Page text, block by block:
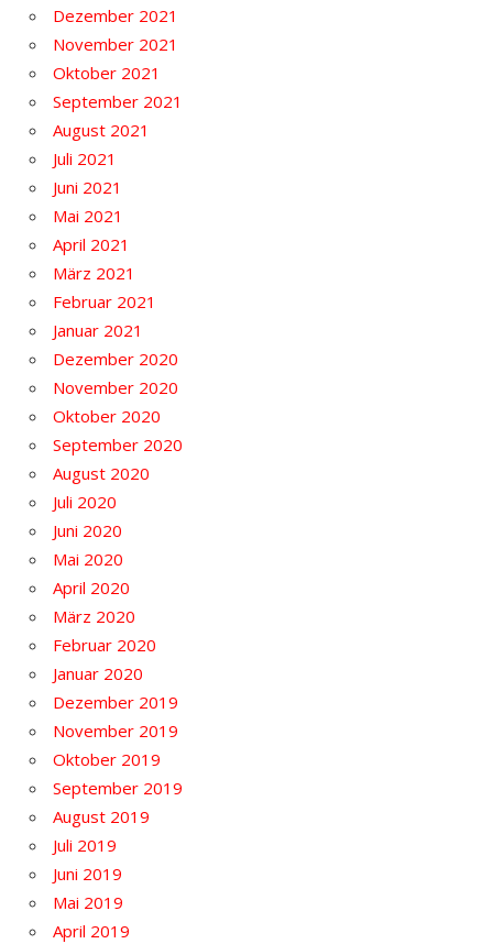
Dezember 2021
November 2021
Oktober 2021
September 2021
August 2021
Juli 2021
Juni 2021
Mai 2021
April 2021
März 2021
Februar 2021
Januar 2021
Dezember 2020
November 2020
Oktober 2020
September 2020
August 2020
Juli 2020
Juni 2020
Mai 2020
April 2020
März 2020
Februar 2020
Januar 2020
Dezember 2019
November 2019
Oktober 2019
September 2019
August 2019
Juli 2019
Juni 2019
Mai 2019
April 2019